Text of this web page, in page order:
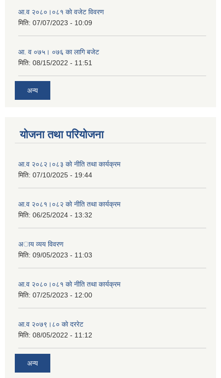
आ.व २०८०।०८१ काे वजेट विवरण
मिति: 07/07/2023 - 10:09
आ. व ०७५। ०७६ का लागि बजेट
मिति: 08/15/2022 - 11:51
अन्य
योजना तथा परियोजना
आ.व २०८२।०८३ काे नीति तथा कार्यक्रम
मिति: 07/10/2025 - 19:44
आ.व २०८१।०८२ काे नीति तथा कार्यक्रम
मिति: 06/25/2024 - 13:32
अाय व्यय विवरण
मिति: 09/05/2023 - 11:03
आ.व २०८०।०८१ काे नीति तथा कार्यक्रम
मिति: 07/25/2023 - 12:00
आ.व २०७९।८० काे दररेट
मिति: 08/05/2022 - 11:12
अन्य